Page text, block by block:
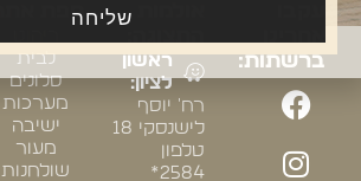
ברשתות:
ראשון
לציון:
רח' יוסף
לישנסקי 18
טלפון
2584*
מפת אתר
לבית
סלונים
מערכות
ישיבה
מעור
שולחנות
שליחה